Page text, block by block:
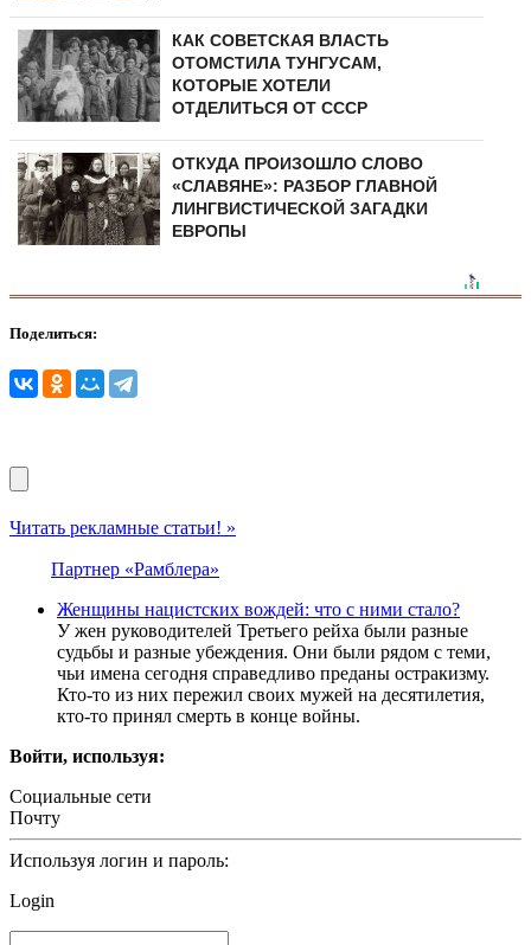
КАК СОВЕТСКАЯ ВЛАСТЬ
ОТОМСТИЛА ТУНГУCAМ,
КОТОРЫЕ ХОТЕЛИ
ОТДЕЛИТЬСЯ ОТ СССР
ОТКУДА ПРОИЗОШЛО СЛОВО
«СЛАВЯНЕ»: РАЗБОР ГЛАВНОЙ
ЛИНГВИСТИЧЕСКОЙ ЗАГАДКИ
ЕВРОПЫ
Поделиться:
Читать рекламные статьи! »
Партнер «Рамблера»
Женщины нацистских вождей: что с ними стало?
У жен руководителей Третьего рейха были разные
судьбы и разные убеждения. Они были рядом с теми,
чьи имена сегодня справедливо преданы остракизму.
Кто-то из них пережил своих мужей на десятилетия,
кто-то принял смерть в конце войны.
Войти, используя:
Социальные сети
Почту
Используя логин и пароль:
Login